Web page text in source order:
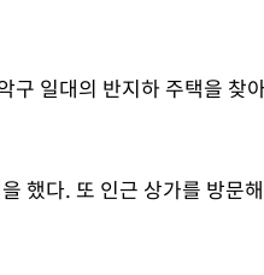
구 일대의 반지하 주택을 찾
했다. 또 인근 상가를 방문해